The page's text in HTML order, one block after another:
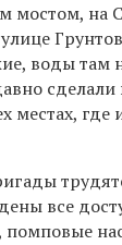
мостом, на
воды там
местах, где
все